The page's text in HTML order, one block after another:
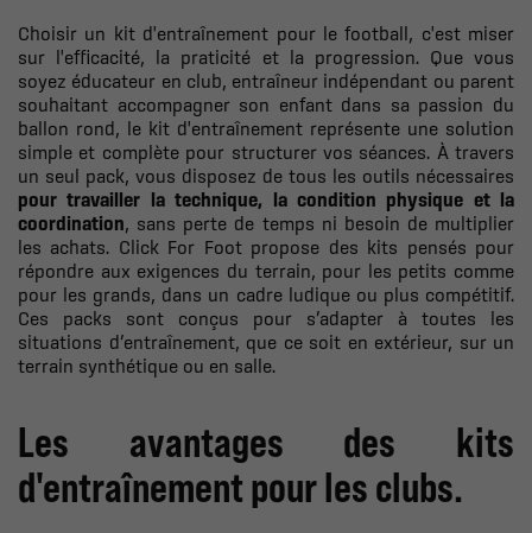
Choisir un kit d'entraînement pour le football, c'est miser
sur l'efficacité, la praticité et la progression. Que vous
soyez éducateur en club, entraîneur indépendant ou parent
souhaitant accompagner son enfant dans sa passion du
ballon rond, le kit d'entraînement représente une solution
simple et complète pour structurer vos séances. À travers
un seul pack, vous disposez de tous les outils nécessaires
pour travailler la technique, la condition physique et la
coordination, sans perte de temps ni besoin de multiplier
les achats. Click For Foot propose des kits pensés pour
répondre aux exigences du terrain, pour les petits comme
pour les grands, dans un cadre ludique ou plus compétitif.
Ces packs sont conçus pour s’adapter à toutes les
situations d’entraînement, que ce soit en extérieur, sur un
terrain synthétique ou en salle.
Les avantages des kits
d'entraînement pour les clubs.